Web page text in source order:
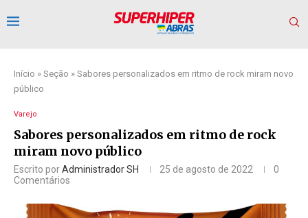
Início » Seção » Sabores personalizados em ritmo de rock miram novo
público
Varejo
Sabores personalizados em ritmo de rock
miram novo público
Escrito porAdministrador SH 25 de agosto de 2022
0
Comentários